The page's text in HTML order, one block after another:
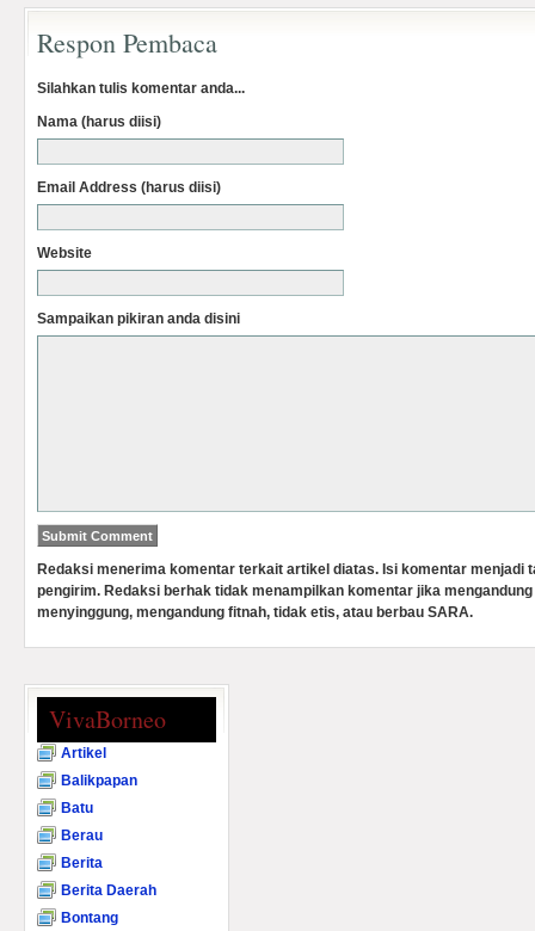
Respon Pembaca
Silahkan tulis komentar anda...
Nama (harus diisi)
Email Address (harus diisi)
Website
Sampaikan pikiran anda disini
Redaksi menerima komentar terkait artikel diatas. Isi komentar menjadi
pengirim. Redaksi berhak tidak menampilkan komentar jika
menyinggung, mengandung fitnah, tidak etis, atau berbau SARA.
VivaBorneo
Artikel
Balikpapan
Batu
Berau
Berita
Berita Daerah
Bontang